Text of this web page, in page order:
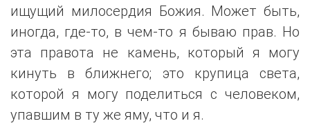
ищущий милосердия Божия. Может быть,
иногда, где-то, в чем-то я бываю прав. Но
эта правота не камень, который я могу
кинуть в ближнего; это крупица света,
которой я могу поделиться с человеком,
упавшим в ту же яму, что и я.